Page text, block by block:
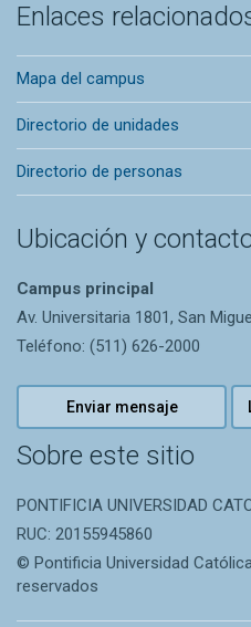
Enlaces
Mapa del campus
Directorio de unidades
Directorio de personas
Ubicación y
Campus principal
Av. Universitaria 1801, San
Teléfono: (511) 626-2000
Enviar mensaje
Sobre este sitio
PONTIFICIA UNIVERSIDAD
RUC: 20155945860
© Pontificia Universidad
reservados